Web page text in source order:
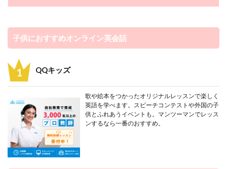
子供におすすめオンライン英会話
QQキッズ
歌や絵本をつかったオリジナルレッスンで楽しく
英語を学べます。スピーチコンテストや外国の子
供とふれあうイベントも。マンツーマンでレッス
ンするなら一番のおすすめ。